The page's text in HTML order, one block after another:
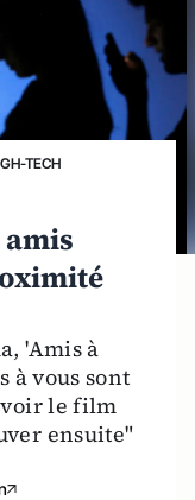
TECH
'Amis à
à vous sont
voir le film
ensuite"